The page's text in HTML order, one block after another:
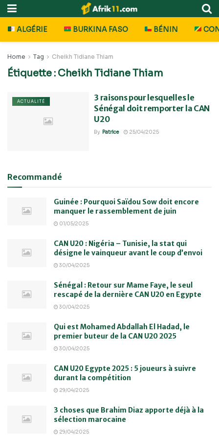
ALGÉRIE BURKINA FASO BÉNIN
Home Tag Cheikh Tidiane Thiam
Étiquette : Cheikh Tidiane Thiam
ACTUALITÉ
3 raisons pour lesquelles le
Sénégal doit remporter la CAN
U20
By Patrice 25/04/2025
Recommandé
Guinée : Pourquoi Saïdou Sow doit encore
manquer le rassemblement de juin
01/05/2025
CAN U20 : Nigéria – Tunisie, la stat qui
désigne le vainqueur avant le coup d’envoi
30/04/2025
Sénégal : Retour sur Mame Faye, le seul
rescapé de la dernière CAN U20 en Egypte
30/04/2025
Qui est Mohamed Abdallah El Hadad, le
premier buteur de la CAN U20 2025
30/04/2025
CAN U20 Egypte 2025 : 5 joueurs à suivre
durant la compétition
29/04/2025
3 choses que Brahim Diaz apporte déjà à la
sélection marocaine
29/04/2025